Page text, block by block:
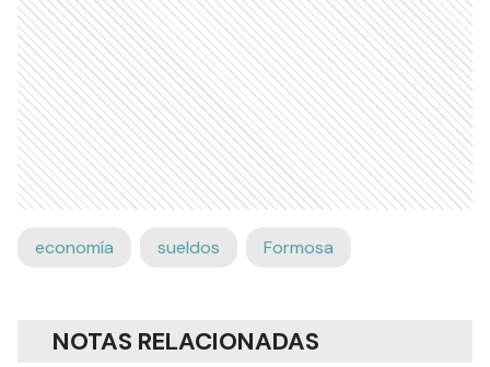
economía sueldos Formosa
NOTAS RELACIONADAS